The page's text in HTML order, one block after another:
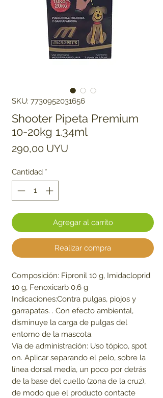
SKU: 7730952031656
Shooter Pipeta Premium
10-20kg 1.34ml
290,00 UYU
Cantidad *
Agregar al carrito
Realizar compra
Composición: Fipronil 10 g, Imidacloprid
10 g, Fenoxicarb 0,6 g
Indicaciones:Contra pulgas, piojos y
garrapatas. . Con efecto ambiental,
disminuye la carga de pulgas del
entorno de la mascota.
Vía de administración: Uso tópico, spot
on. Aplicar separando el pelo, sobre la
línea dorsal media, un poco por detrás
de la base del cuello (zona de la cruz),
de modo que el producto contacte